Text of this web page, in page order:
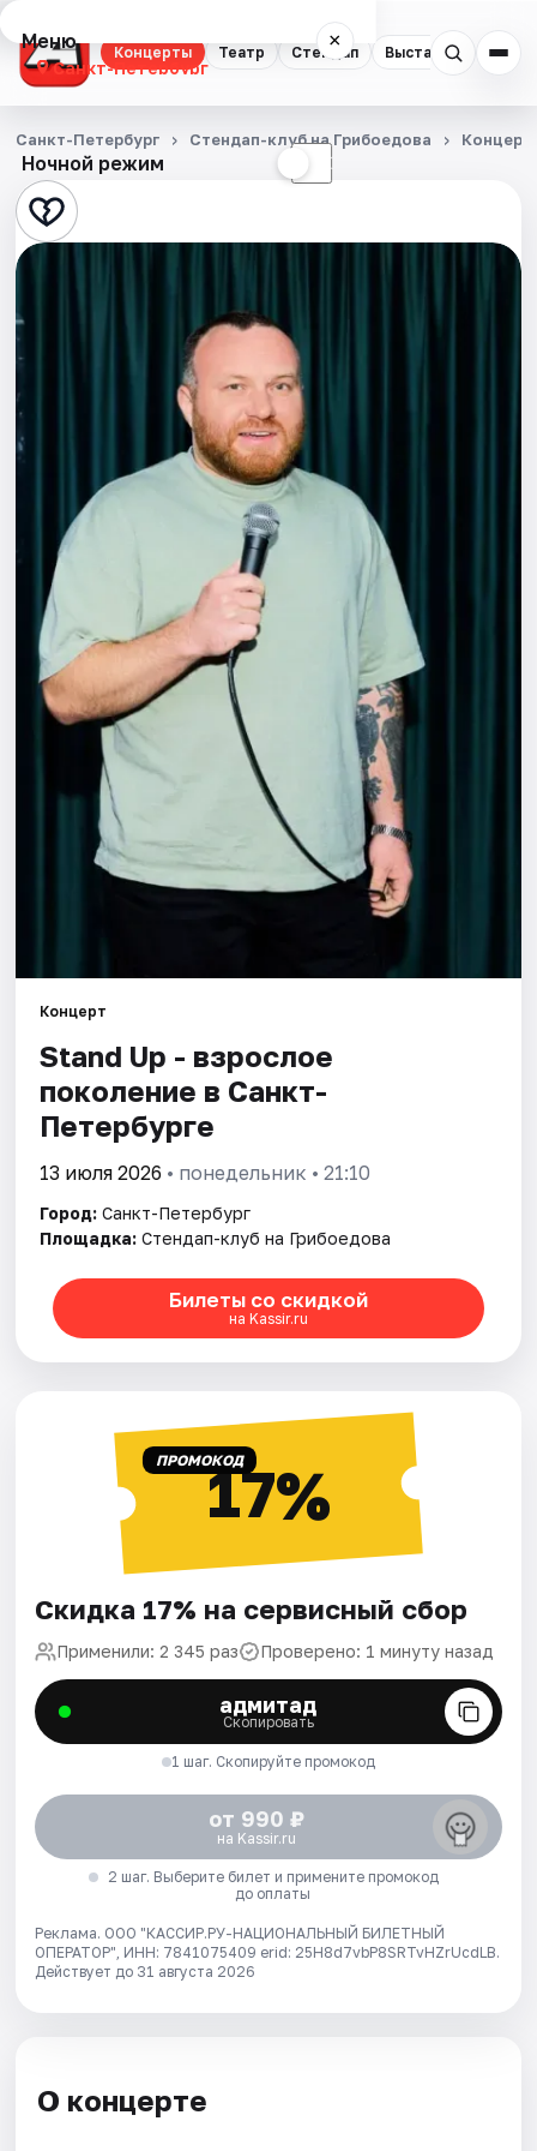
Концерты Театр Стендап Выставки
Меню ×
Санкт-Петербург
Концерты
Театр
Стендап
События
Города
Площадки
Артисты
Рейтинги
Ночной режим ☾
Санкт-Петербург Стендап-клуб на Грибоедова
Концерт
Stand Up - взрослое
поколение в Санкт-
Петербурге
13 июля 2026 • понедельник • 21:10
Город: Санкт-Петербург
Площадка: Стендап-клуб на Грибоедова
Билеты со скидкой
на Kassir.ru
ПРОМОКОД17%
Скидка 17% на сервисный сбор
Применили: 2 345 раз Проверено: 1 минуту назад
адмитад
Скопировать
1 шаг. Скопируйте промокод
от 990 ₽
на Kassir.ru
2 шаг. Выберите билет и примените промокод
до оплаты
Реклама. ООО "КАССИР.РУ-НАЦИОНАЛЬНЫЙ БИЛЕТНЫЙ
ОПЕРАТОР", ИНН: 7841075409 erid: 25H8d7vbP8SRTvHZrUcdLB.
Действует до 31 августа 2026
О концерте